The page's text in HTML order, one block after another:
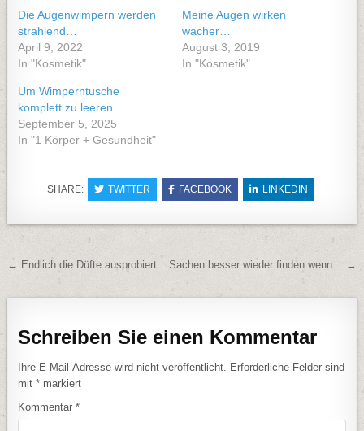
Die Augenwimpern werden
strahlend…
April 9, 2022
In "Kosmetik"
Meine Augen wirken
wacher…
August 3, 2019
In "Kosmetik"
Um Wimperntusche
komplett zu leeren…
September 5, 2025
In "1 Körper + Gesundheit"
SHARE: TWITTER FACEBOOK LINKEDIN
BeitragsnavigationSachen besser wieder finden wenn… →
← Endlich die Düfte ausprobiert…
Schreiben Sie einen Kommentar
Ihre E-Mail-Adresse wird nicht veröffentlicht.
Erforderliche Felder sind
mit* markiert
Kommentar*